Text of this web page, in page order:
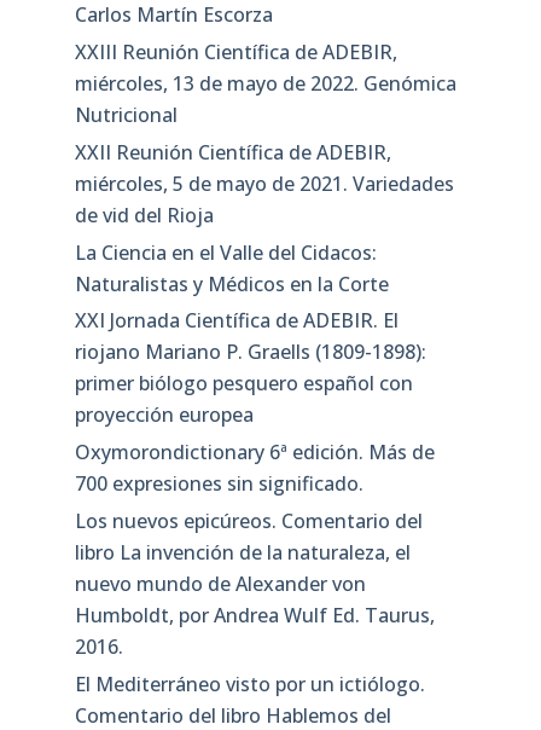
Carlos Martín Escorza
XXIII Reunión Científica de ADEBIR,
miércoles, 13 de mayo de 2022. Genómica
Nutricional
XXII Reunión Científica de ADEBIR,
miércoles, 5 de mayo de 2021. Variedades
de vid del Rioja
La Ciencia en el Valle del Cidacos:
Naturalistas y Médicos en la Corte
XXI Jornada Científica de ADEBIR. El
riojano Mariano P. Graells (1809-1898):
primer biólogo pesquero español con
proyección europea
Oxymorondictionary 6ª edición. Más de
700 expresiones sin significado.
Los nuevos epicúreos. Comentario del
libro La invención de la naturaleza, el
nuevo mundo de Alexander von
Humboldt, por Andrea Wulf Ed. Taurus,
2016.
El Mediterráneo visto por un ictiólogo.
Comentario del libro Hablemos del